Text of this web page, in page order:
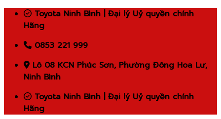
Skip
Toyota Ninh Bình | Đại lý Uỷ quyền chính
Hãng
0853 221 999
Lô 08 KCN Phúc Sơn, Phường Đông Hoa Lư,
Ninh Bình
Toyota Ninh Bình | Đại lý Uỷ quyền chính
Hãng